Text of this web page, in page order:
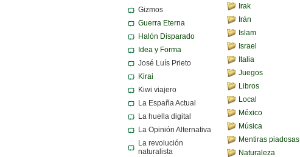
Gizmos
Guerra Eterna
Halón Disparado
Idea y Forma
José Luís Prieto
Kirai
Kiwi viajero
La España Actual
La huella digital
La Opinión Alternativa
La revolución
naturalista
Irak
Irán
Islam
Israel
Italia
Juegos
Libros
Local
México
Música
Mentiras piadosas
Naturaleza